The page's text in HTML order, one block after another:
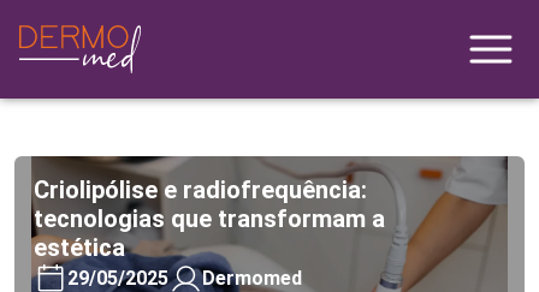
Criolipólise e radiofrequência:
tecnologias que transformam a
estética
29/05/2025
Dermomed